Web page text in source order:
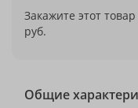
Закажите этот
руб.
Общие